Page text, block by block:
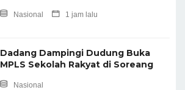
Nasional 1 jam lalu
Dadang Dampingi Dudung Buka
MPLS Sekolah Rakyat di Soreang
Nasional